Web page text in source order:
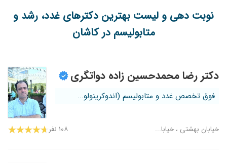
نوبت دهی و لیست بهترین دکترهای غدد، رشد و
متابولیسم در کاشان
دکتر رضا محمدحسین زاده دواتگری
فوق تخصص غدد و متابولیسم (اندوکرینولو...
خیابان بهشتی ، خیابا... ۱۰۸ نفر